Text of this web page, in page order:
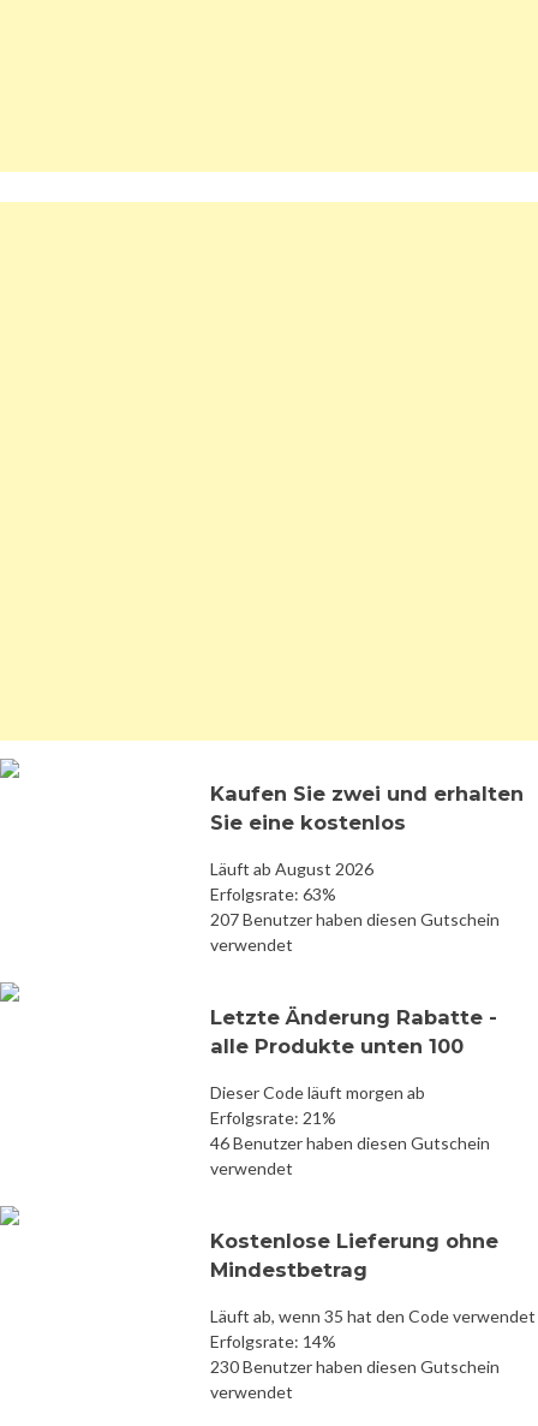
Kaufen Sie zwei und erhalten
Sie eine kostenlos
Läuft ab August 2026
Erfolgsrate: 63%
207 Benutzer haben diesen Gutschein
verwendet
Letzte Änderung Rabatte -
alle Produkte unten 100
Dieser Code läuft morgen ab
Erfolgsrate: 21%
46 Benutzer haben diesen Gutschein
verwendet
Kostenlose Lieferung ohne
Mindestbetrag
Läuft ab, wenn 35 hat den Code verwendet
Erfolgsrate: 14%
230 Benutzer haben diesen Gutschein
verwendet